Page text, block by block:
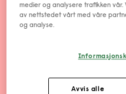
medier og analysere trafikken vår.
av nettstedet vårt med våre
og analyse.
Avvis alle